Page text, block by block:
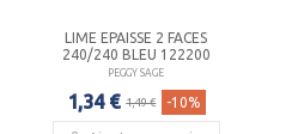
LIME EPAISSE 2 FACES
240/240 BLEU 122200
PEGGY SAGE
1,34 € 1,49 € -10%